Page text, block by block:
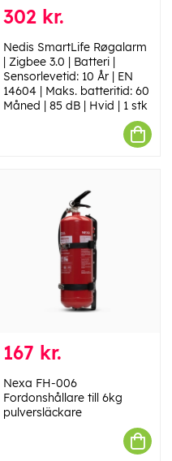
302 kr.
Nedis SmartLife Røgalarm
| Zigbee 3.0 | Batteri |
Sensorlevetid: 10 År | EN
14604 | Maks. batteritid: 60
Måned | 85 dB | Hvid | 1 stk
167 kr.
Nexa FH-006
Fordonshållare till 6kg
pulversläckare